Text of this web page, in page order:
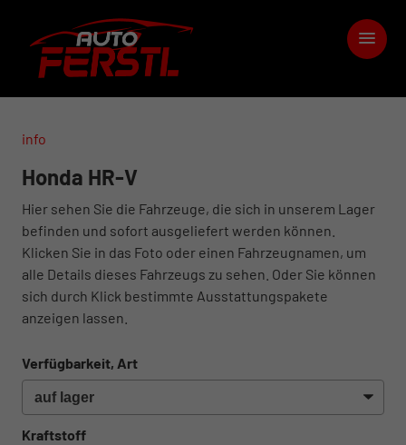
info
Honda HR-V
Hier sehen Sie die Fahrzeuge, die sich in unserem Lager
befinden und sofort ausgeliefert werden können.
Klicken Sie in das Foto oder einen Fahrzeugnamen, um
alle Details dieses Fahrzeugs zu sehen. Oder Sie können
sich durch Klick bestimmte Ausstattungspakete
anzeigen lassen.
Verfügbarkeit, Art
Kraftstoff